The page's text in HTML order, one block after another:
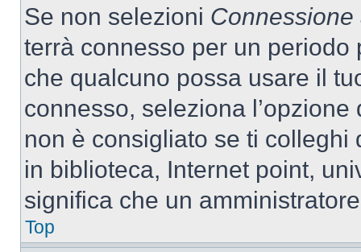
Se non selezioni
terrà connesso per un
che qualcuno possa usare il
connesso, seleziona
non è consigliato se ti
in biblioteca, Internet point,
significa che un
Top